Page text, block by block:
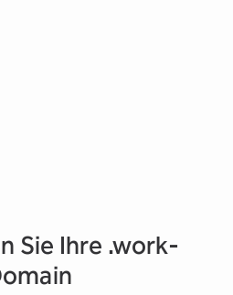
Sie Ihre .work-